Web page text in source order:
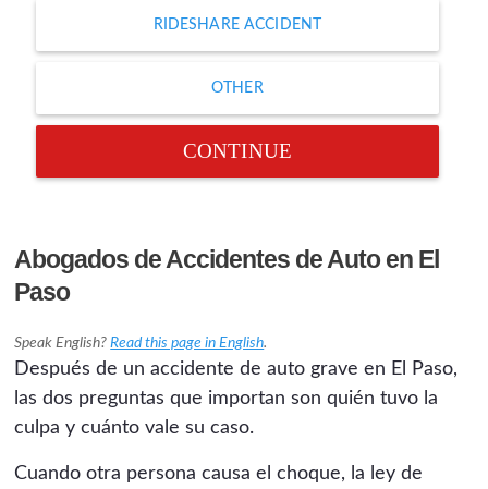
RIDESHARE ACCIDENT
OTHER
CONTINUE
Abogados de Accidentes de Auto en El
Paso
Speak English?Read this page in English.
Después de un accidente de auto grave en El Paso,
las dos preguntas que importan son quién tuvo la
culpa y cuánto vale su caso.
Cuando otra persona causa el choque, la ley de